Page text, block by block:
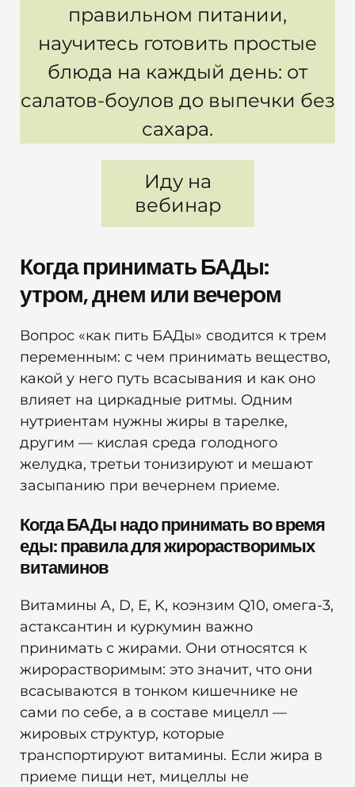
правильном питании,
научитесь готовить простые
блюда на каждый день: от
салатов-боулов до выпечки без
сахара.
Иду на
вебинар
Когда принимать БАДы:
утром, днем или вечером
Вопрос «как пить БАДы» сводится к трем
переменным: с чем принимать вещество,
какой у него путь всасывания и как оно
влияет на циркадные ритмы. Одним
нутриентам нужны жиры в тарелке,
другим — кислая среда голодного
желудка, третьи тонизируют и мешают
засыпанию при вечернем приеме.
Когда БАДы надо принимать во время
еды: правила для жирорастворимых
витаминов
Витамины A, D, E, K, коэнзим Q10, омега-3,
астаксантин и куркумин важно
принимать с жирами. Они относятся к
жирорастворимым: это значит, что они
всасываются в тонком кишечнике не
сами по себе, а в составе мицелл —
жировых структур, которые
транспортируют витамины. Если жира в
приеме пищи нет, мицеллы не